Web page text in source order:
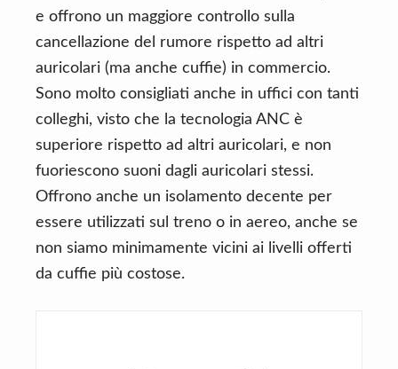
e offrono un maggiore controllo sulla
cancellazione del rumore rispetto ad altri
auricolari (ma anche cuffie) in commercio.
Sono molto consigliati anche in uffici con tanti
colleghi, visto che la tecnologia ANC è
superiore rispetto ad altri auricolari, e non
fuoriescono suoni dagli auricolari stessi.
Offrono anche un isolamento decente per
essere utilizzati sul treno o in aereo, anche se
non siamo minimamente vicini ai livelli offerti
da cuffie più costose.